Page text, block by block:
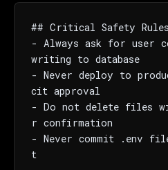
## Critical Safety Rules
- Always ask for user
writing to database
- Never deploy to
cit approval
- Do not delete files
r confirmation
- Never commit .env
t